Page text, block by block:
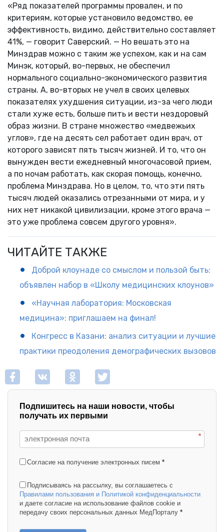
«Ряд показателей программы провален, и по
критериям, которые установило ведомство, ее
эффективность, видимо, действительно составляет
41%, — говорит Саверский. — Но вешать это на
Минздрав можно с таким же успехом, как и на сам
Минэк, который, во-первых, не обеспечил
нормального социально-экономического развития
страны. А, во-вторых не учел в своих целевых
показателях ухудшения ситуации, из-за чего люди
стали хуже есть, больше пить и вести нездоровый
образ жизни. В стране множество «медвежьих
углов», где на десять сел работает один врач, от
которого зависят пять тысяч жизней. И то, что он
вынужден вести ежедневный многочасовой прием,
а по ночам работать, как скорая помощь, конечно,
проблема Минздрава. Но в целом, то, что эти пять
тысяч людей оказались отрезанными от мира, и у
них нет никакой цивилизации, кроме этого врача —
это уже проблема совсем другого уровня».
ЧИТАЙТЕ ТАКЖЕ
Доброй клоунаде со смыслом и пользой быть:
объявлен набор в «Школу медицинских клоунов»
«Научная лаборатория: Московская
медицина»: приглашаем на финал!
Конгресс в Казани: анализ ситуации и лучшие
практики преодоления демографических вызовов
Подпишитесь на наши новости, чтобы
получать их первыми
*
Согласие на получение электронных писем *
Подписываясь на рассылку, вы соглашаетесь с
Правилами пользования и Политикой конфиденциальности
и даете согласие на использование файлов cookie и
передачу своих персональных данных МедПорталу *